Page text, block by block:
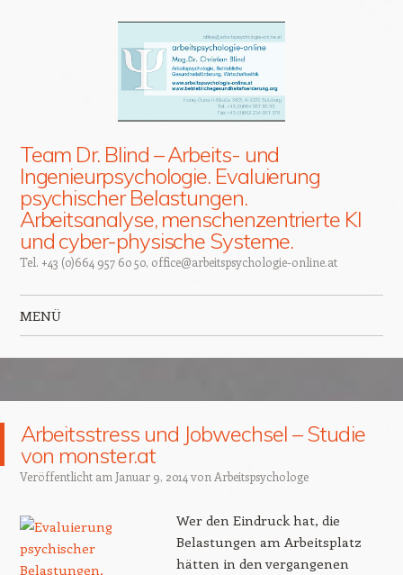
Team Dr. Blind – Arbeits- und
Ingenieurpsychologie. Evaluierung
psychischer Belastungen.
Arbeitsanalyse, menschenzentrierte KI
und cyber-physische Systeme.
Tel. +43 (0)664 957 60 50, office@arbeitspsychologie-online.at
MENÜ
Arbeitsstress und Jobwechsel – Studie
von monster.at
Veröffentlicht am Januar 9, 2014 von Arbeitspsychologe
Wer den Eindruck hat, die
Belastungen am Arbeitsplatz
hätten in den vergangenen